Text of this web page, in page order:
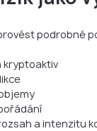
podrobné
kryptoaktiv
a intenzitu